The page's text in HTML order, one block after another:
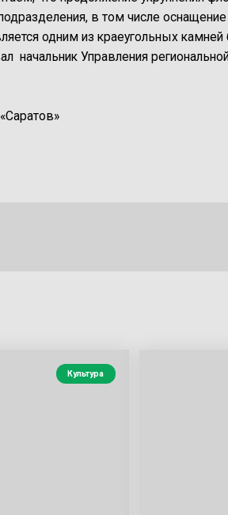
в том числе
одним из краеугольных камней
начальник Управления
Культура